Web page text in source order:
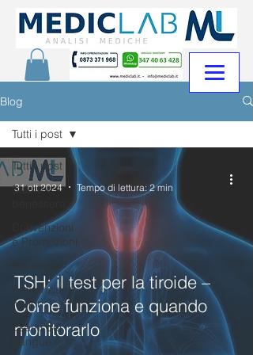
Blog
Tutti i post
Salute e
Convenzioni
e Promozioni
Prevenzione
tumori
Esami del
Sangue
Tutti i post
TSH: il test per la tiroide –
Come funziona e quando
monitorarlo
-
31 ott 2024
Tempo di lettura: 2 min